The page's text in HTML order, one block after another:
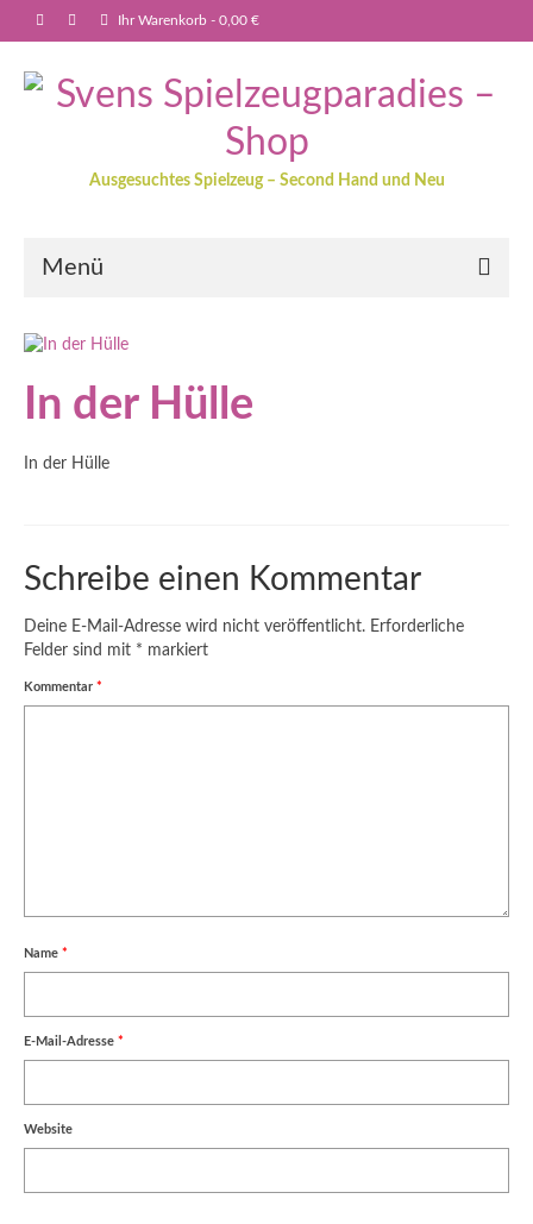
Ihr Warenkorb - 0,00 €
Ausgesuchtes Spielzeug – Second Hand und Neu
Menü
In der Hülle
In der Hülle
Schreibe einen Kommentar
Deine E-Mail-Adresse wird nicht veröffentlicht. Erforderliche
Felder sind mit * markiert
Kommentar *
Name *
E-Mail-Adresse *
Website